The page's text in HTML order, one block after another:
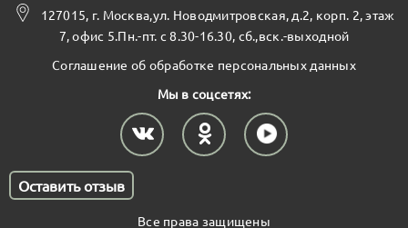
127015, г. Москва,ул. Новодмитровская, д.2, корп. 2, этаж
7, офис 5.Пн.-пт. с 8.30-16.30, сб.,вск.-выходной
Соглашение об обработке персональных данных
Мы в соцсетях:
Оставить отзыв
Все права защищены